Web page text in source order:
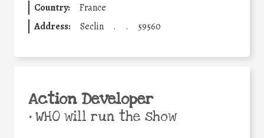
Country:
France
Address:
Seclin . . 59560
Action Developer
•WHO will run the show